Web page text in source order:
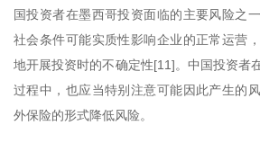
国投资者在墨西哥投资面临的主要风险之
社会条件可能实质性影响企业的正常运营
地开展投资时的不确定性[11]。中国投资者
过程中，也应当特别注意可能因此产生的
外保险的形式降低风险。